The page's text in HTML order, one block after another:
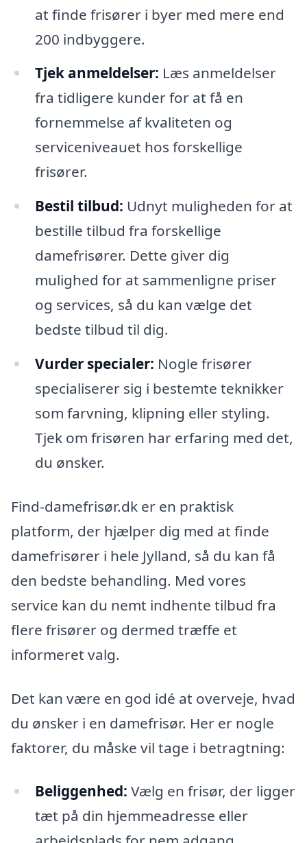
at finde frisører i byer med mere end
200 indbyggere.
Tjek anmeldelser: Læs anmeldelser
fra tidligere kunder for at få en
fornemmelse af kvaliteten og
serviceniveauet hos forskellige
frisører.
Bestil tilbud: Udnyt muligheden for at
bestille tilbud fra forskellige
damefrisører. Dette giver dig
mulighed for at sammenligne priser
og services, så du kan vælge det
bedste tilbud til dig.
Vurder specialer: Nogle frisører
specialiserer sig i bestemte teknikker
som farvning, klipning eller styling.
Tjek om frisøren har erfaring med det,
du ønsker.
Find-damefrisør.dk er en praktisk
platform, der hjælper dig med at finde
damefrisører i hele Jylland, så du kan få
den bedste behandling. Med vores
service kan du nemt indhente tilbud fra
flere frisører og dermed træffe et
informeret valg.
Det kan være en god idé at overveje, hvad
du ønsker i en damefrisør. Her er nogle
faktorer, du måske vil tage i betragtning:
Beliggenhed: Vælg en frisør, der ligger
tæt på din hjemmeadresse eller